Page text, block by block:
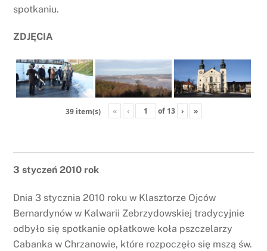
spotkaniu.
ZDJĘCIA
39 item(s) « ‹ of 13 › »
3 styczeń 2010 rok
Dnia 3 stycznia 2010 roku w Klasztorze Ojców
Bernardynów w Kalwarii Zebrzydowskiej tradycyjnie
odbyło się spotkanie opłatkowe koła pszczelarzy
Cabanka w Chrzanowie, które rozpoczęło się mszą św.